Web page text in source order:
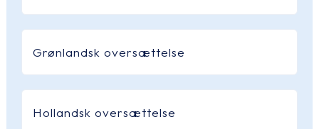
Grønlandsk oversættelse
Hollandsk oversættelse